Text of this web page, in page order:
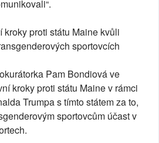
proti státu Maine kvůli
sportovcích
Pam Bondiová ve
kroky proti státu Maine v rámci
Trumpa s tímto státem za to,
sportovcům účast v